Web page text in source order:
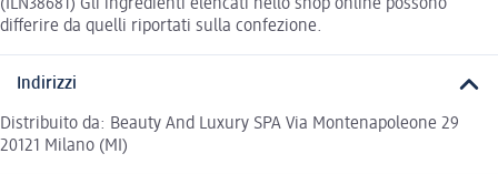
(ILN38681) Gli ingredienti elencati nello shop online possono
differire da quelli riportati sulla confezione.
Indirizzi
Distribuito da: Beauty And Luxury SPA Via Montenapoleone 29
20121 Milano (MI)